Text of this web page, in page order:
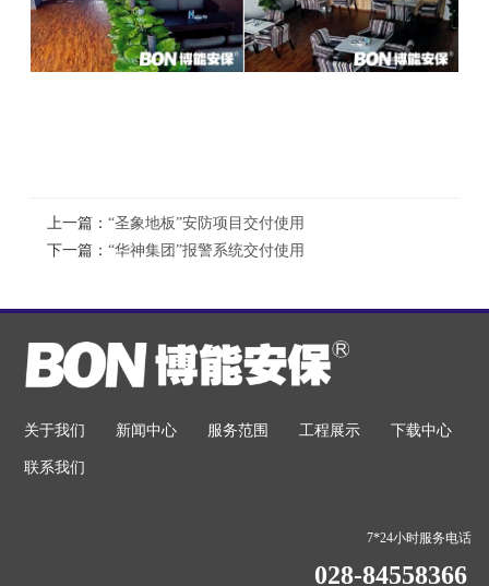
上一篇： “圣象地板”安防项目交付使用
下一篇： “华神集团”报警系统交付使用
关于我们 新闻中心 服务范围 工程展示 下载中心
联系我们
7*24小时服务电话
028-84558366